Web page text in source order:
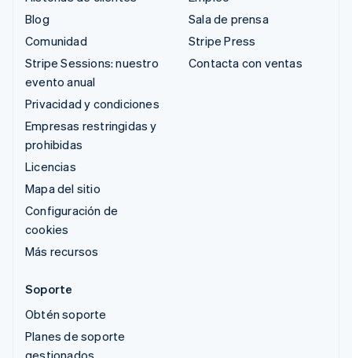
Blog
Comunidad
Stripe Sessions: nuestro
evento anual
Privacidad y condiciones
Empresas restringidas y
prohibidas
Licencias
Mapa del sitio
Configuración de
cookies
Más recursos
Sala de prensa
Stripe Press
Contacta con ventas
Soporte
Obtén soporte
Planes de soporte
gestionados